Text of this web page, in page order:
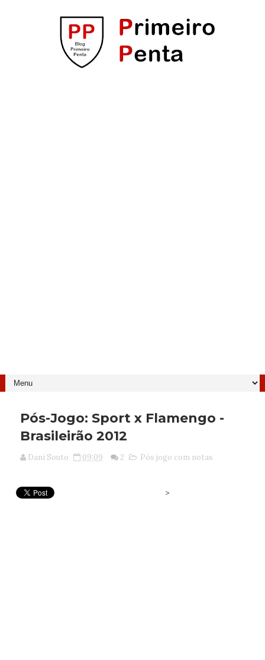
Pós-Jogo: Sport x Flamengo -
Brasileirão 2012
Dani Souto 09:09 2 Pós jogo com notas
>